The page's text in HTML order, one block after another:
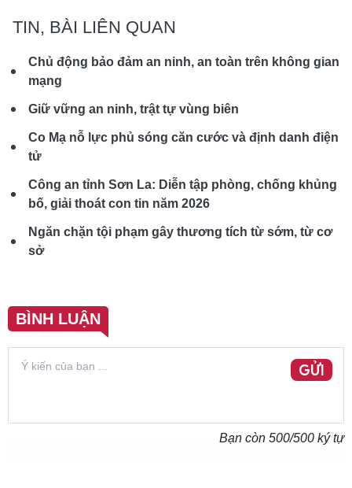
TIN, BÀI LIÊN QUAN
Chủ động bảo đảm an ninh, an toàn trên không gian
mạng
Giữ vững an ninh, trật tự vùng biên
Co Mạ nỗ lực phủ sóng căn cước và định danh điện
tử
Công an tỉnh Sơn La: Diễn tập phòng, chống khủng
bố, giải thoát con tin năm 2026
Ngăn chặn tội phạm gây thương tích từ sớm, từ cơ
sở
BÌNH LUẬN
GỬI
Bạn còn 500/500 ký tự